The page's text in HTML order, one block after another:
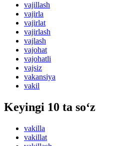
vajillash
vajirla
vajirlat
vajirlash
vajlash
vajohat
vajohatli
vajsiz
vakansiya
vakil
Keyingi 10 ta so‘z
vakilla
vakillat